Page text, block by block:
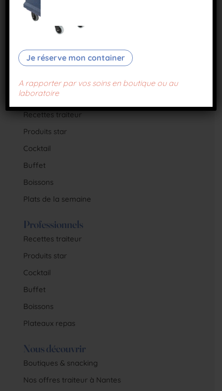
Particuliers
Recettes traiteur
Produits star
Cocktail
Buffet
Boissons
Plats de la semaine
Professionnels
Recettes traiteur
Produits star
Cocktail
Buffet
Boissons
Plateaux repas
Nous découvrir
Boutiques & snacking
Nos offres traiteur à Nantes
Je réserve mon container
A rapporter par vos soins en boutique ou au
laboratoire